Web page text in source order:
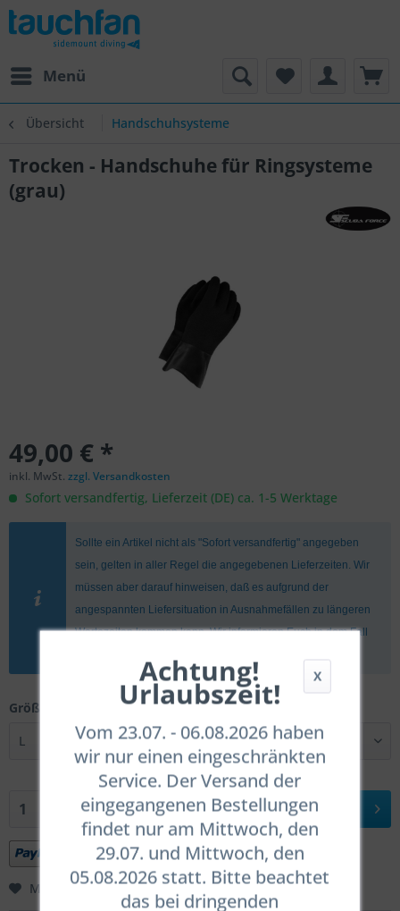
Menü
Übersicht Handschuhsysteme
Trocken - Handschuhe für Ringsysteme
(grau)
49,00 € *
inkl. MwSt. zzgl. Versandkosten
Sofort versandfertig, Lieferzeit (DE) ca. 1-5 Werktage
Sollte ein Artikel nicht als "Sofort versandfertig" angegeben
sein, gelten in aller Regel die angegebenen Lieferzeiten. Wir
müssen aber darauf hinweisen, daß es aufgrund der
angespannten Liefersituation in Ausnahmefällen zu längeren
Wartezeiten kommen kann. Wir informieren Euch in dem Fall
Größe:
In den Warenkorb
Merken Bewerten
X
Achtung!
Urlaubszeit!
Vom 23.07. - 06.08.2026 haben
wir nur einen eingeschränkten
Service. Der Versand der
eingegangenen Bestellungen
findet nur am Mittwoch, den
29.07. und Mittwoch, den
05.08.2026 statt. Bitte beachtet
das bei dringenden